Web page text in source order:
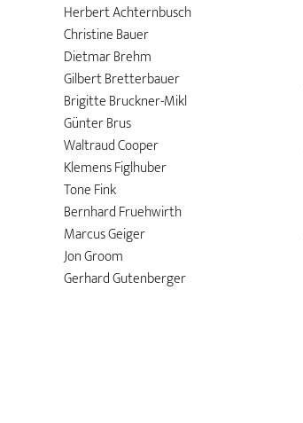
Herbert Achternbusch
Christine Bauer
Dietmar Brehm
Gilbert Bretterbauer
Brigitte Bruckner-Mikl
Günter Brus
Waltraud Cooper
Klemens Figlhuber
Tone Fink
Bernhard Fruehwirth
Marcus Geiger
Jon Groom
Gerhard Gutenberger